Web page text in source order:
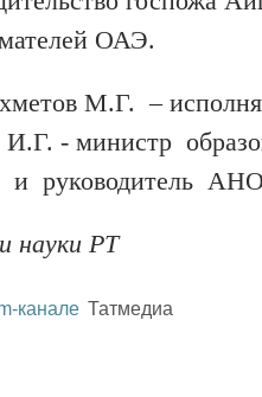
ОАЭ.
М.Г. –
И.Г. - министр
и руководитель
науки РТ
канале Татмедиа